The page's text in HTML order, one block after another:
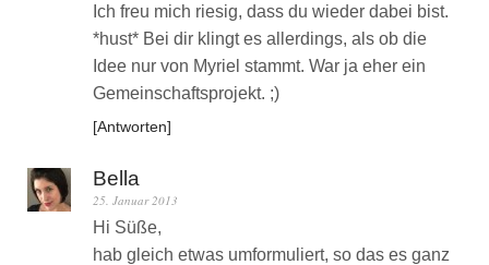
Ich freu mich riesig, dass du wieder dabei bist.
*hust* Bei dir klingt es allerdings, als ob die
Idee nur von Myriel stammt. War ja eher ein
Gemeinschaftsprojekt. ;)
Antworten
Bella
25. Januar 2013
Hi Süße,
hab gleich etwas umformuliert, so das es ganz